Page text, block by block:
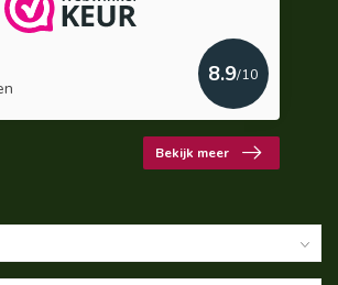
8.9/10
Bekijk meer